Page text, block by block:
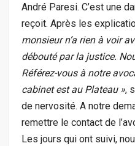
André Paresi. C’est une
reçoit. Après les
monsieur n’a rien à voir
débouté par la justice.
Référez-vous à notre
cabinet est au Plateau »,
de nervosité. A notre
remettre le contact de
Les jours qui ont suivi,